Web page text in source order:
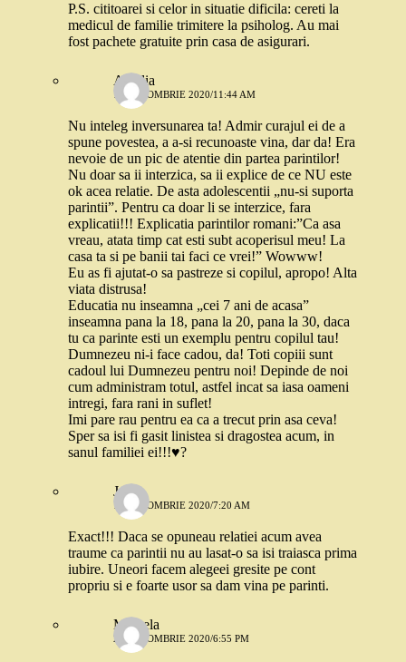
P.S. cititoarei si celor in situatie dificila: cereti la
medicul de familie trimitere la psiholog. Au mai
fost pachete gratuite prin casa de asigurari.
Amelia
13 OCTOMBRIE 2020/11:44 AM
Nu inteleg inversunarea ta! Admir curajul ei de a
spune povestea, a a-si recunoaste vina, dar da! Era
nevoie de un pic de atentie din partea parintilor!
Nu doar sa ii interzica, sa ii explice de ce NU este
ok acea relatie. De asta adolescentii „nu-si suporta
parintii”. Pentru ca doar li se interzice, fara
explicatii!!! Explicatia parintilor romani:”Ca asa
vreau, atata timp cat esti subt acoperisul meu! La
casa ta si pe banii tai faci ce vrei!” Wowww!
Eu as fi ajutat-o sa pastreze si copilul, apropo! Alta
viata distrusa!
Educatia nu inseamna „cei 7 ani de acasa”
inseamna pana la 18, pana la 20, pana la 30, daca
tu ca parinte esti un exemplu pentru copilul tau!
Dumnezeu ni-i face cadou, da! Toti copiii sunt
cadoul lui Dumnezeu pentru noi! Depinde de noi
cum administram totul, astfel incat sa iasa oameni
intregi, fara rani in suflet!
Imi pare rau pentru ea ca a trecut prin asa ceva!
Sper sa isi fi gasit linistea si dragostea acum, in
sanul familiei ei!!!♥️?
Jay
17 OCTOMBRIE 2020/7:20 AM
Exact!!! Daca se opuneau relatiei acum avea
traume ca parintii nu au lasat-o sa isi traiasca prima
iubire. Uneori facem alegeei gresite pe cont
propriu si e foarte usor sa dam vina pe parinti.
Mihaela
21 OCTOMBRIE 2020/6:55 PM